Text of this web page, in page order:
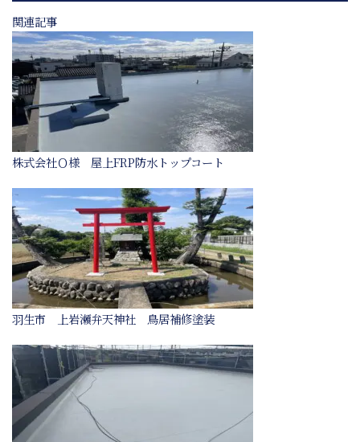
関連記事
株式会社Ｏ様 屋上FRP防水トップコート
羽生市 上岩瀬弁天神社 鳥居補修塗装